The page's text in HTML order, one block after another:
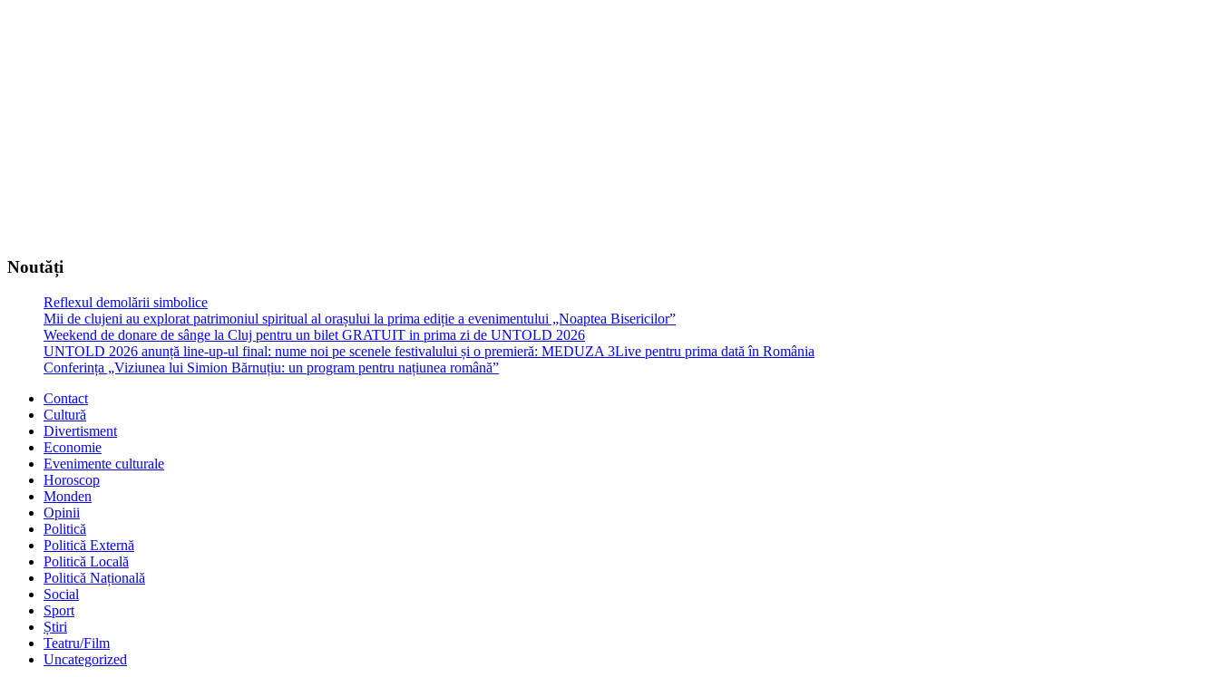
Noutăți
Reflexul demolării simbolice
Mii de clujeni au explorat patrimoniul spiritual al orașului la prima ediție a evenimentului „Noaptea Bisericilor”
Weekend de donare de sânge la Cluj pentru un bilet GRATUIT in prima zi de UNTOLD 2026
UNTOLD 2026 anunță line-up-ul final: nume noi pe scenele festivalului și o premieră: MEDUZA 3Live pentru prima dată în România
Conferința „Viziunea lui Simion Bărnuțiu: un program pentru națiunea română”
Contact
Cultură
Divertisment
Economie
Evenimente culturale
Horoscop
Monden
Opinii
Politică
Politică Externă
Politică Locală
Politică Națională
Social
Sport
Știri
Teatru/Film
Uncategorized